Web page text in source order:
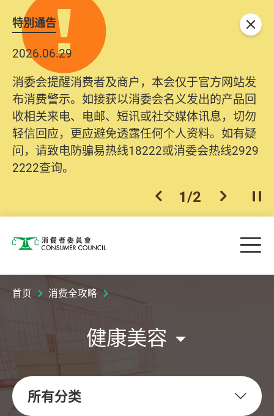
特別通告
2026.06.29
消委会提醒消费者及商户，本会仅于官方网站发
布消费警示。如接获以消委会名义发出的产品回
收相关来电、电邮、短讯或社交媒体讯息，切勿
轻信回应，更应避免透露任何个人资料。如有疑
问，请致电防骗易热线18222或消委会热线2929
2222查询。
上一个
1/2 下一个开
关闭
消费者委员会 目
首页 消费全攻略
健康美容
所有分类